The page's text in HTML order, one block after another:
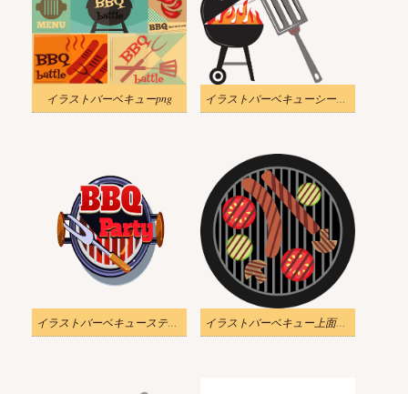
イラストバーベキューpng イラストバーベキューシーズンpng透明
イラストバーベキューステッカーpng透明 イラストバーベキュー上面図png透明